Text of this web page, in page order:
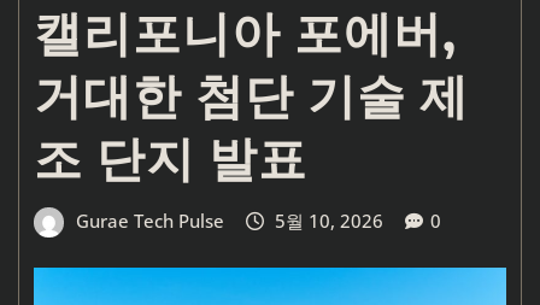
캘리포니아 포에버,
거대한 첨단 기술 제
조 단지 발표
Gurae Tech Pulse 5월 10, 2026 0